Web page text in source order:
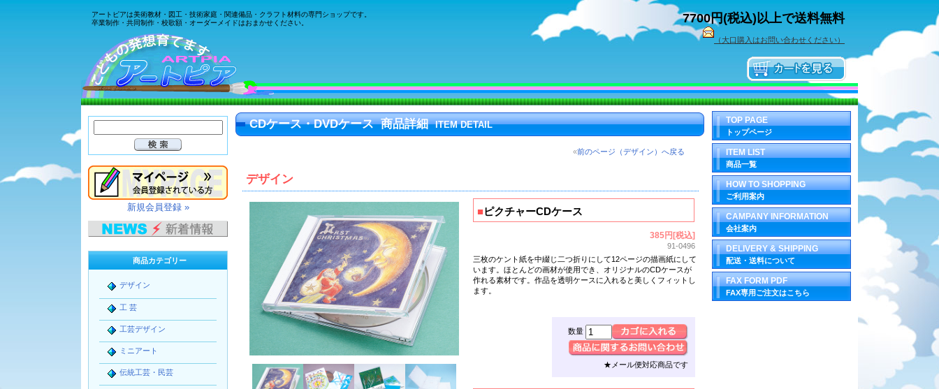
アートピアは美術教材・図工・技術家庭・関連備品・クラフト材料の専門ショップです。
卒業制作・共同制作・校歌額・オーダーメイドはおまかせください。
7700円(税込)以上で送料無料
（大口購入はお問い合わせください）
CDケース・DVDケース 商品詳細 ITEM DETAIL
«前のページ（デザイン）へ戻る
デザイン
■ピクチャーCDケース
385円[税込]
91-0496
三枚のケント紙を中綴じ二つ折りにして12ページの描画紙にして
います。ほとんどの画材が使用でき、 オリジナルのCDケースが
作れる素材です。作品を透明ケースに入れると美しくフィットし
ます。
数量
★メール便対応商品です
TOP PAGE
トップページ
ITEM LIST
商品一覧
HOW TO SHOPPING
ご利用案内
CAMPANY INFORMATION
会社案内
DELIVERY & SHIPPING
配送・送料について
FAX FORM PDF
FAX専用ご注文はこちら
新規会員登録 »
商品カテゴリー
デザイン
工 芸
工芸デザイン
ミニアート
伝統工芸・民芸